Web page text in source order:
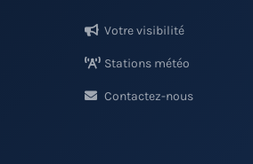
Votre visibilité
Stations météo
Contactez-nous